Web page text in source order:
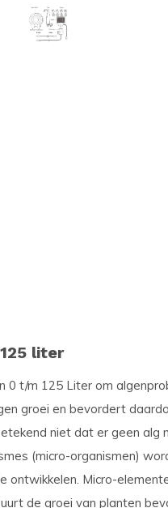
liter
0 t/m 125 Liter om
groei en bevordert
niet dat er geen alg
(micro-organismen)
ontwikkelen. Micro-
de groei van planten